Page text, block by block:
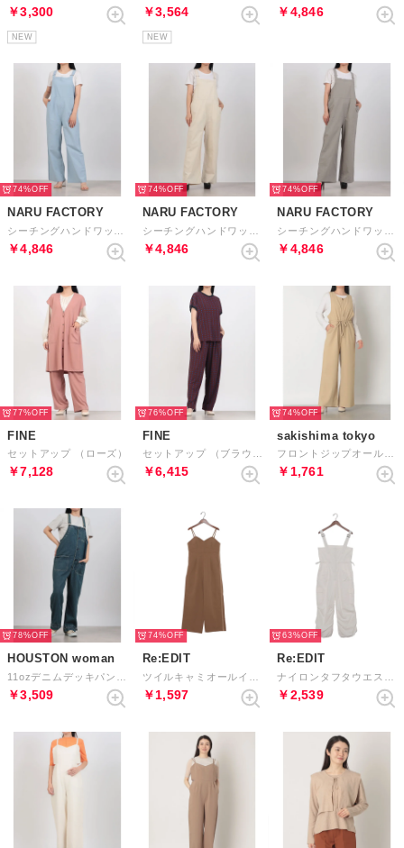
￥3,300
NEW
￥3,564
NEW
￥4,846
74%
NARU FACTORY
￥4,846
74%
NARU FACTORY
￥4,846
74%
NARU FACTORY
￥4,846
77%
FINE
セットアップ （ローズ）
￥7,128
76%
FINE
￥6,415
74%
sakishima tokyo
￥1,761
78%
HOUSTON woman
￥3,509
74%
Re:EDIT
￥1,597
63%
Re:EDIT
￥2,539